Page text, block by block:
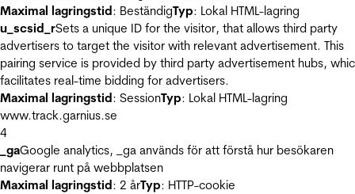
Maximal lagringstid: BeständigTyp: Lokal HTML-lagring
u_scsid_rSets a unique ID for the visitor, that allows third party
advertisers to target the visitor with relevant advertisement. This
pairing service is provided by third party advertisement hubs,
facilitates real-time bidding for advertisers.
Maximal lagringstid: SessionTyp: Lokal HTML-lagring
www.track.garnius.se
4
_gaGoogle analytics, _ga används för att förstå hur besökaren
navigerar runt på webbplatsen
Maximal lagringstid: 2 årTyp: HTTP-cookie